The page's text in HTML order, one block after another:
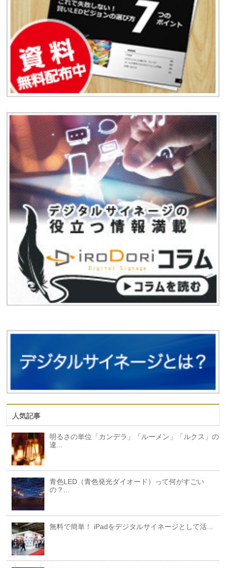
人気記事
明るさの単位「カンデラ」「ルーメン」「ルクス」の
違...
青色LED（青色発光ダイオード）って何がすごい
の？...
無料で簡単！ iPadをデジタルサイネージとして活...